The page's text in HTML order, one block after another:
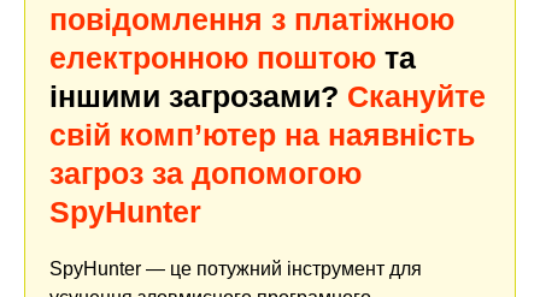
повідомлення з платіжною
електронною поштою та
іншими загрозами? Скануйте
свій комп’ютер на наявність
загроз за допомогою
SpyHunter
SpyHunter — це потужний інструмент для